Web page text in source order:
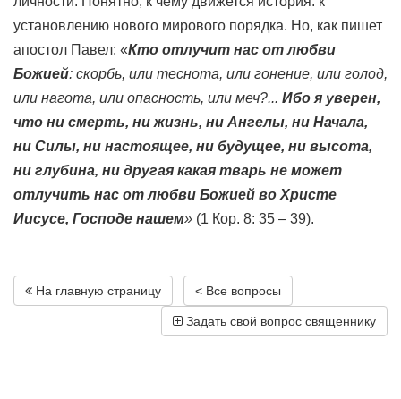
установлению нового мирового порядка. Но, как пишет
апостол Павел: «Кто отлучит нас от любви
Божией: скорбь, или теснота, или гонение, или голод,
или нагота, или опасность, или меч?... Ибо я уверен,
что ни смерть, ни жизнь, ни Ангелы, ни Начала,
ни Силы, ни настоящее, ни будущее, ни высота,
ни глубина, ни другая какая тварь не может
отлучить нас от любви Божией во Христе
Иисусе, Господе нашем» (1 Кор. 8: 35 – 39).
На главную страницу < Все вопросы
Задать свой вопрос священнику